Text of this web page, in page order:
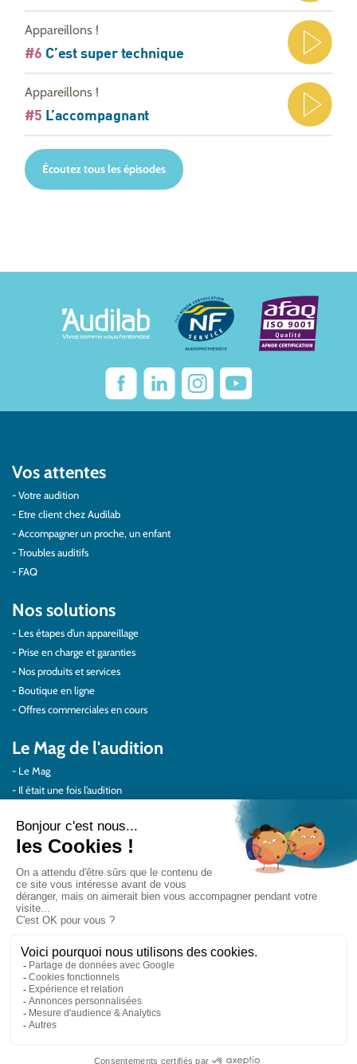
Appareillons !
#6 C’est super technique
Appareillons !
#5 L’accompagnant
Écoutez tous les épisodes
Vos attentes
Votre audition
Etre client chez Audilab
Accompagner un proche, un enfant
Troubles auditifs
FAQ
Nos solutions
Les étapes d’un appareillage
Prise en charge et garanties
Nos produits et services
Boutique en ligne
Offres commerciales en cours
Le Mag de l'audition
Le Mag
Il était une fois l’audition
Protéger vos oreilles
Témoignages
Actualités Audilab
Pour les pros
Le réseau Audilab
Notre histoire – Nos valeurs
Le choix de la qualité
Le Comité Scientifique Audilab
Nos partenaires
On parle de nous